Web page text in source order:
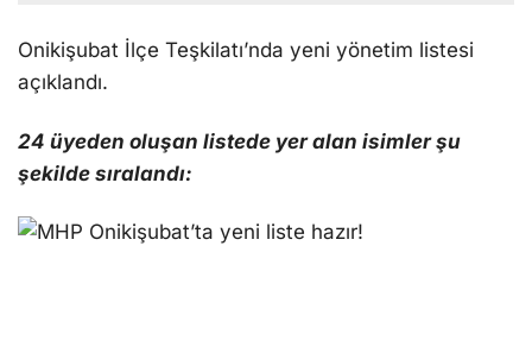
Onikişubat İlçe Teşkilatı’nda yeni yönetim listesi
açıklandı.
24 üyeden oluşan listede yer alan isimler şu
şekilde sıralandı: